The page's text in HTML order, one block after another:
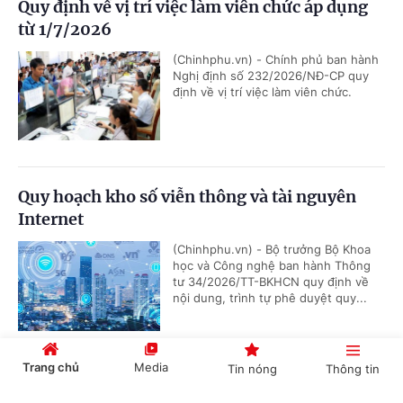
Quy định về vị trí việc làm viên chức áp dụng
từ 1/7/2026
(Chinhphu.vn) - Chính phủ ban hành
Nghị định số 232/2026/NĐ-CP quy
định về vị trí việc làm viên chức.
Quy hoạch kho số viễn thông và tài nguyên
Internet
(Chinhphu.vn) - Bộ trưởng Bộ Khoa
học và Công nghệ ban hành Thông
tư 34/2026/TT-BKHCN quy định về
nội dung, trình tự phê duyệt quy...
Trang chủ Media Tin nóng Thông tin